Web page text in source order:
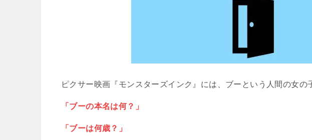
ピクサー映画『モンスターズインク』には、ブーという人間の女の
「ブーの本名は何？」
「ブーは何歳？」